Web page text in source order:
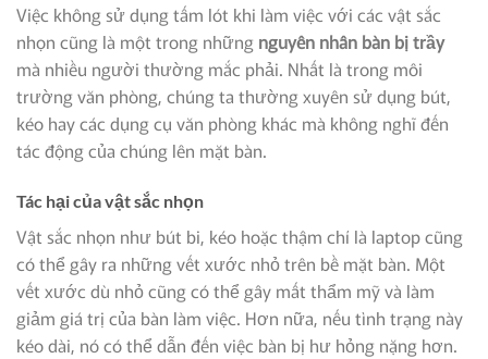
Việc không sử dụng tấm lót khi làm việc với các vật sắc
nhọn cũng là một trong những nguyên nhân bàn bị trầy
mà nhiều người thường mắc phải. Nhất là trong môi
trường văn phòng, chúng ta thường xuyên sử dụng bút,
kéo hay các dụng cụ văn phòng khác mà không nghĩ đến
tác động của chúng lên mặt bàn.
Tác hại của vật sắc nhọn
Vật sắc nhọn như bút bi, kéo hoặc thậm chí là laptop cũng
có thể gây ra những vết xước nhỏ trên bề mặt bàn. Một
vết xước dù nhỏ cũng có thể gây mất thẩm mỹ và làm
giảm giá trị của bàn làm việc. Hơn nữa, nếu tình trạng này
kéo dài, nó có thể dẫn đến việc bàn bị hư hỏng nặng hơn.